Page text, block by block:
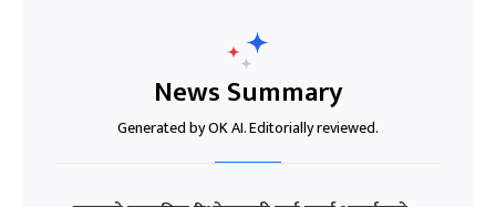
News Summary
Generated by OK AI. Editorially reviewed.